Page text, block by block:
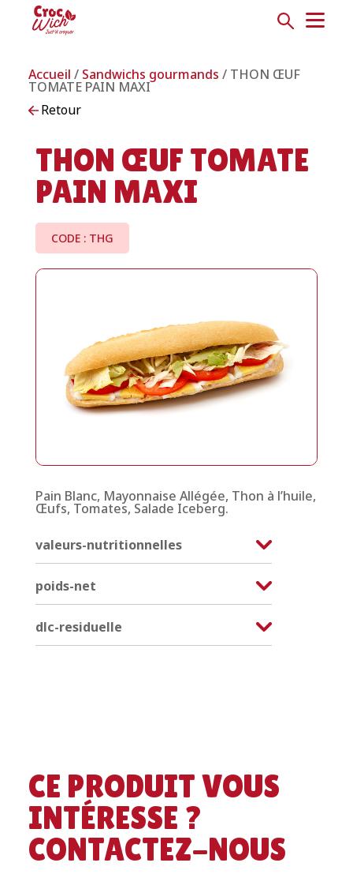
Accueil / Sandwichs gourmands / THON ŒUF
TOMATE PAIN MAXI
Retour
THON ŒUF TOMATE
PAIN MAXI
CODE : THG
Pain Blanc, Mayonnaise Allégée, Thon à l’huile,
Œufs, Tomates, Salade Iceberg.
valeurs-nutritionnelles
poids-net
dlc-residuelle
CE PRODUIT VOUS
INTÉRESSE ?
CONTACTEZ-NOUS